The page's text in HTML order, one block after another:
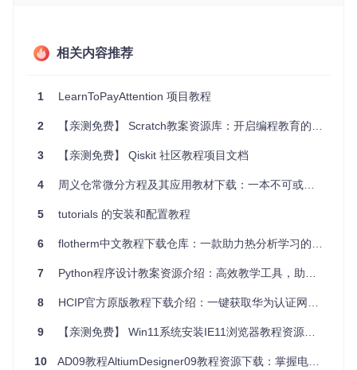
optimizer = optim.SGD(model.parameters(), lr=
for
epoch in range
(num_epochs):
inputs, labels in dataloader:
        optimizer.zero_grad()
        outputs = model(inputs)
        loss = criterion(outputs, labels)
        loss.backward()
3、应用案例和最佳实践
应用案例
LearnToPayAttention 模块可以应用于各种图像分类任务，例
场景分类
最佳实践
相关内容推荐
1 LearnToPayAttention 项目教程
2 【亲测免费】 Scratch教案资源库：开启编程教育的新篇章
3 【亲测免费】 Qiskit 社区教程项目文档
4 周义仓常微分方程及其应用教材下载：一本不可或缺的学术伴侣
5 tutorials 的安装和配置教程
6 flotherm中文教程下载仓库：一款助力热分析学习的宝藏资源
7 Python程序设计教案资源介绍：高效教学工具，助力Python课程
8 HCIP官方原版教程下载介绍：一键获取华为认证网络工程师权威教材
9 【亲测免费】 Win11系统安装IE11浏览器教程资源文件推荐
10 AD09教程AltiumDesigner09教程资源下载：掌握电子设计利器